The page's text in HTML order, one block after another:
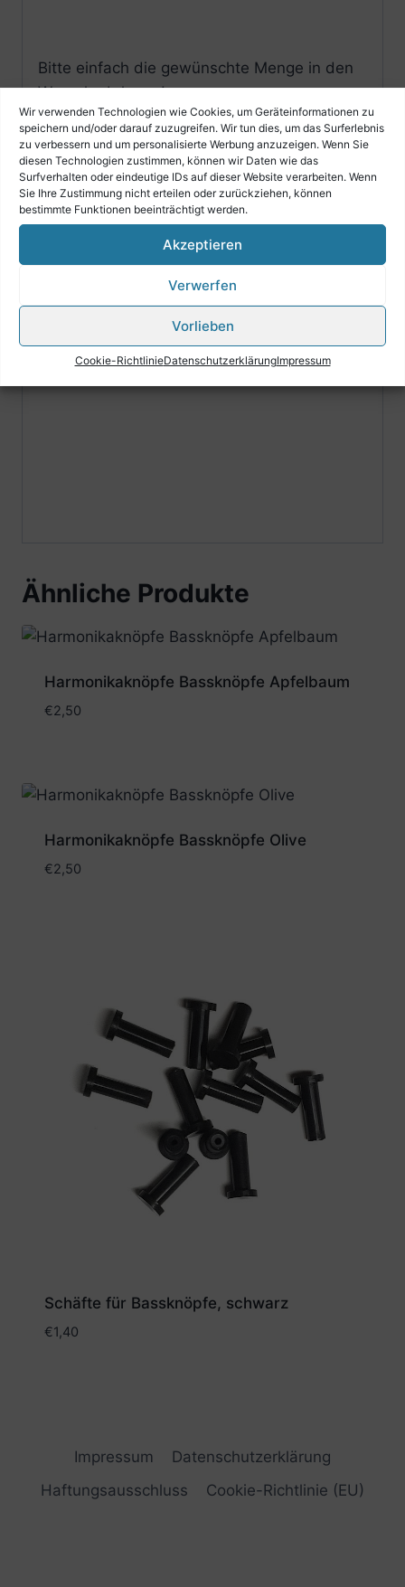
Wir verwenden Technologien wie Cookies, um Geräteinformationen zu
speichern und/oder darauf zuzugreifen. Wir tun dies, um das Surferlebnis
zu verbessern und um personalisierte Werbung anzuzeigen. Wenn Sie
diesen Technologien zustimmen, können wir Daten wie das
Surfverhalten oder eindeutige IDs auf dieser Website verarbeiten. Wenn
Sie Ihre Zustimmung nicht erteilen oder zurückziehen, können
bestimmte Funktionen beeinträchtigt werden.
Akzeptieren
Verwerfen
Vorlieben
Cookie-RichtlinieDatenschutzerklärungImpressum
Bitte einfach die gewünschte Menge in den
Warenkorb legen!
Beachten Sie unsere Mengenstaffelpreise.
Einfach auf den grünen Button neben dem
Preis klicken.
Ähnliche Produkte
Harmonikaknöpfe Bassknöpfe Apfelbaum
€2,50
Harmonikaknöpfe Bassknöpfe Olive
€2,50
Schäfte für Bassknöpfe, schwarz
€1,40
Impressum
Datenschutzerklärung
Haftungsausschluss
Cookie-Richtlinie (EU)